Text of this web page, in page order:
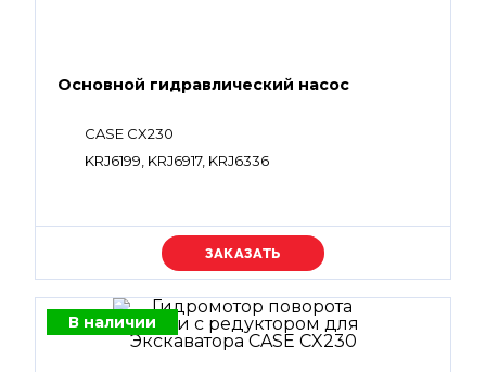
Основной гидравлический насос
CASE CX230
KRJ6199, KRJ6917, KRJ6336
Уточняйте цену
В наличии